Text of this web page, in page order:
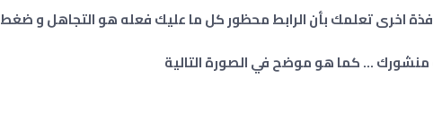
اخرى تعلمك بأن الرابط محظور كل ما عليك فعله هو التجاهل و ضغط
منشورك ... كما هو موضح في الصورة التالية